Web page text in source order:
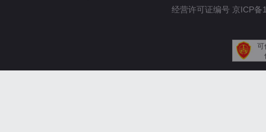
经营许可证编号 京ICP
可